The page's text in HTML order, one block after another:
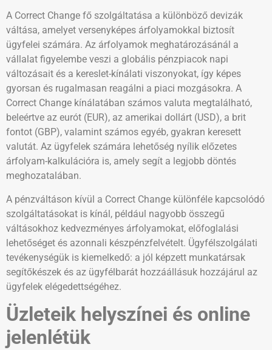
A Correct Change fő szolgáltatása a különböző devizák
váltása, amelyet versenyképes árfolyamokkal biztosít
ügyfelei számára. Az árfolyamok meghatározásánál a
vállalat figyelembe veszi a globális pénzpiacok napi
változásait és a kereslet-kínálati viszonyokat, így képes
gyorsan és rugalmasan reagálni a piaci mozgásokra. A
Correct Change kínálatában számos valuta megtalálható,
beleértve az eurót (EUR), az amerikai dollárt (USD), a brit
fontot (GBP), valamint számos egyéb, gyakran keresett
valutát. Az ügyfelek számára lehetőség nyílik előzetes
árfolyam-kalkulációra is, amely segít a legjobb döntés
meghozatalában.
A pénzváltáson kívül a Correct Change különféle kapcsolódó
szolgáltatásokat is kínál, például nagyobb összegű
váltásokhoz kedvezményes árfolyamokat, előfoglalási
lehetőséget és azonnali készpénzfelvételt. Ügyfélszolgálati
tevékenységük is kiemelkedő: a jól képzett munkatársak
segítőkészek és az ügyfélbarát hozzáállásuk hozzájárul az
ügyfelek elégedettségéhez.
Üzleteik helyszínei és online
jelenlétük